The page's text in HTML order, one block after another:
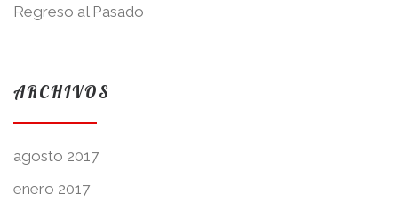
Regreso al Pasado
ARCHIVOS
agosto 2017
enero 2017